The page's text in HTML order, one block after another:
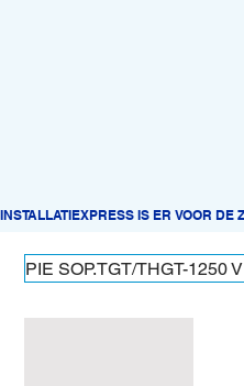
PIE SOP.TGT/THGT-1250 V